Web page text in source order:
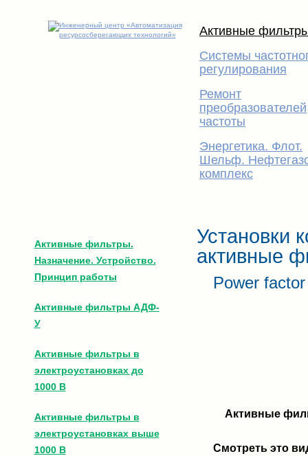
Активные
Системы
регулирования
Ремонт
преобразователей
частоты
Энергетика. Флот.
Шельф.
комплекс
Активные фильтры.
Назначение. Устройство.
Принцип работы
Активные фильтры АДФ-
У
Активные фильтры в
электроустановках до
1000 В
Активные фильтры в
электроустановках выше
1000 В
Установки
активные
Power
Активные
Смотреть это